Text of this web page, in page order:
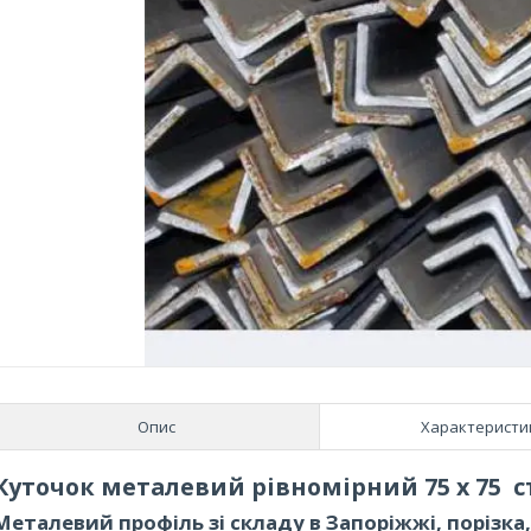
Опис
металевий рівномірний 75 х 75
профіль зі складу в Запоріжжі,